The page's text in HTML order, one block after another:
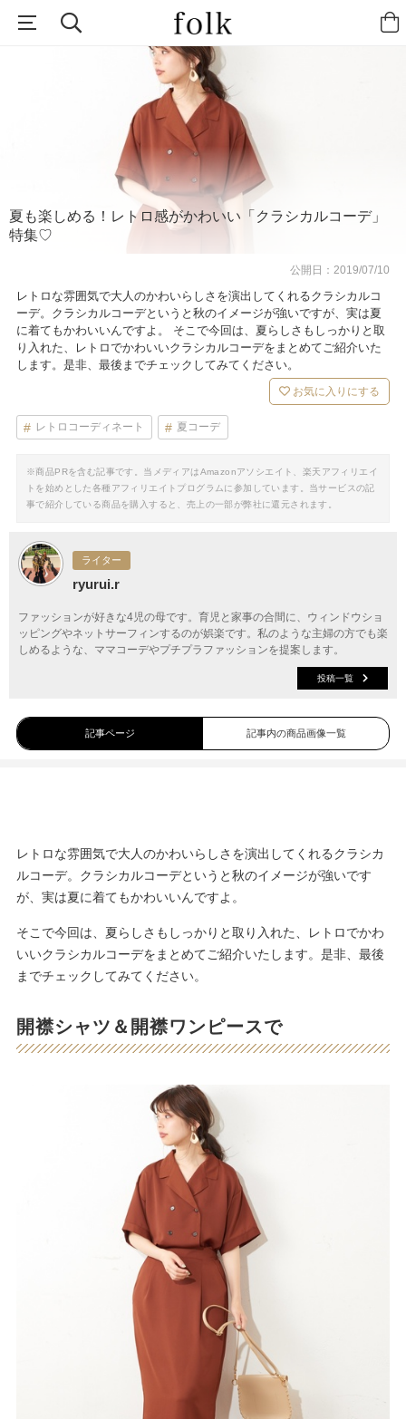
夏も楽しめる！レトロ感がかわいい「クラシカルコーデ」
特集♡
公開日：2019/07/10
レトロな雰囲気で大人のかわいらしさを演出してくれるクラシカルコ
ーデ。クラシカルコーデというと秋のイメージが強いですが、実は夏
に着てもかわいいんですよ。 そこで今回は、夏らしさもしっかりと取
り入れた、レトロでかわいいクラシカルコーデをまとめてご紹介いた
します。是非、最後までチェックしてみてください。
お気に入りにする
レトロコーディネート 夏コーデ
※商品PRを含む記事です。当メディアはAmazonアソシエイト、楽天アフィリエイ
トを始めとした各種アフィリエイトプログラムに参加しています。当サービスの記
事で紹介している商品を購入すると、売上の一部が弊社に還元されます。
ライター
ryurui.r
ファッションが好きな4児の母です。育児と家事の合間に、ウィンドウショ
ッピングやネットサーフィンするのが娯楽です。私のような主婦の方でも楽
しめるような、ママコーデやプチプラファッションを提案します。
投稿一覧
記事ページ 記事内の商品画像一覧
レトロな雰囲気で大人のかわいらしさを演出してくれるクラシカ
ルコーデ。クラシカルコーデというと秋のイメージが強いです
が、実は夏に着てもかわいいんですよ。
そこで今回は、夏らしさもしっかりと取り入れた、レトロでかわ
いいクラシカルコーデをまとめてご紹介いたします。是非、最後
までチェックしてみてください。
開襟シャツ＆開襟ワンピースで